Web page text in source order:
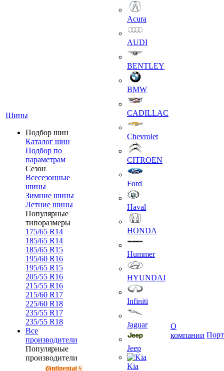
Шины
Подбор шин
Каталог шин
Подбор по
параметрам
Сезон
Всесезонные
шины
Зимние шины
Летние шины
Популярные
типоразмеры
175/65 R14
185/65 R14
185/65 R15
195/60 R16
195/65 R15
205/55 R16
215/55 R16
215/60 R17
225/60 R18
235/55 R17
235/55 R18
Все
производители
Популярные
производители
Acura
AUDI
BENTLEY
BMW
CADILLAC
Chevrolet
CITROEN
Ford
Haval
HONDA
Hummer
HYUNDAI
Infiniti
Jaguar
Jeep
Kia
О
компании